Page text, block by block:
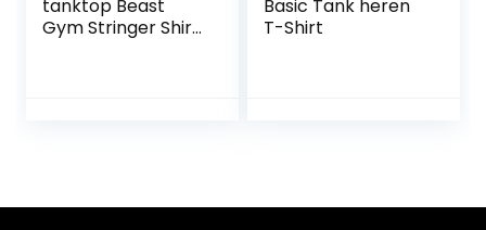
tanktop Beast
Gym Stringer Shirt
Basic Tank heren
T-Shirt